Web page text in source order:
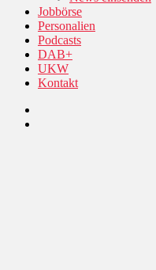
Jobbörse
Personalien
Podcasts
DAB+
UKW
Kontakt